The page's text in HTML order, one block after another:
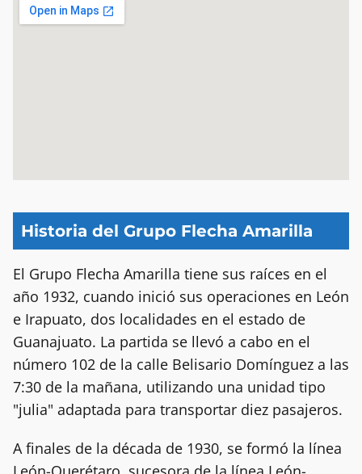
Historia del Grupo Flecha Amarilla
El Grupo Flecha Amarilla tiene sus raíces en el
año 1932, cuando inició sus operaciones en León
e Irapuato, dos localidades en el estado de
Guanajuato. La partida se llevó a cabo en el
número 102 de la calle Belisario Domínguez a las
7:30 de la mañana, utilizando una unidad tipo
"julia" adaptada para transportar diez pasajeros.
A finales de la década de 1930, se formó la línea